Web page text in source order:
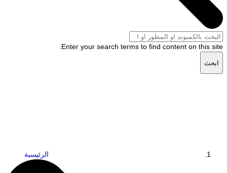
Enter your search terms to find content on this site.
ابحث
الرئيسية